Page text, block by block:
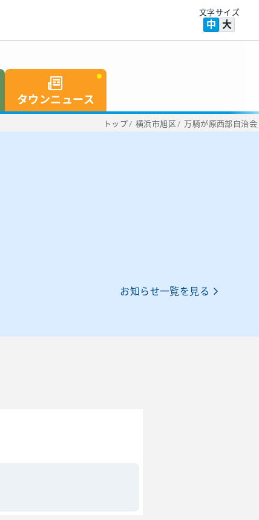
文字サイズ
中 大
タウンニュース
トップ/ 横浜市旭区 / 万騎が原西部自治会
お知らせ一覧を見る